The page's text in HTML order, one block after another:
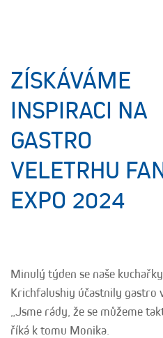
ZÍSKÁVÁME
INSPIRACI NA
GASTRO
VELETRHU
EXPO 2024
Minulý týden se naše
Krichfalushiy účastnily gastro
„Jsme rády, že se můžeme
říká k tomu Monika.